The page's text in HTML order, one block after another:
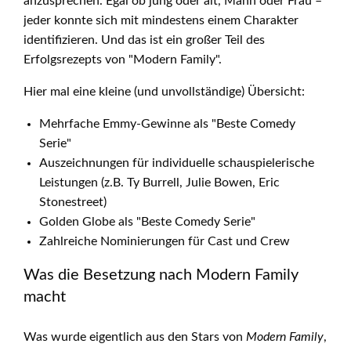
jeder konnte sich mit mindestens einem Charakter
identifizieren. Und das ist ein großer Teil des
Erfolgsrezepts von "Modern Family".
Hier mal eine kleine (und unvollständige) Übersicht:
Mehrfache Emmy-Gewinne als "Beste Comedy
Serie"
Auszeichnungen für individuelle schauspielerische
Leistungen (z.B. Ty Burrell, Julie Bowen, Eric
Stonestreet)
Golden Globe als "Beste Comedy Serie"
Zahlreiche Nominierungen für Cast und Crew
Was die Besetzung nach Modern Family
macht
Was wurde eigentlich aus den Stars von Modern Family,